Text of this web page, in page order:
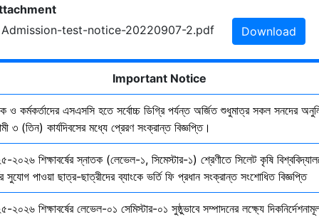
Admission-test-notice-20220907-2.pdf
Download
Important Notice
ও কর্মকর্তাদের এসএসসি হতে সর্বোচ্চ ডিগ্রি পর্যন্ত অর্জিত শুধুমাত্র সকল সনদের
৩ (তিন) কার্যদিবসের মধ্যে প্রেরণ সংক্রান্ত বিজ্ঞপ্তি।
২০২৬ শিক্ষাবর্ষের স্নাতক (লেভেল-১, সিমেস্টার-১) শ্রেণীতে সিলেট কৃষি
সুযোগ পাওয়া ছাত্র-ছাত্রীদের ব্যাংকে ভর্তি ফি প্রধান সংক্রান্ত সংশোধিত বিজ্ঞপ্তি
২০২৬ শিক্ষাবর্ষের লেভেল-০১ সেমিস্টার-০১ সুষ্ঠুভাবে সম্পাদনের লক্ষ্যে